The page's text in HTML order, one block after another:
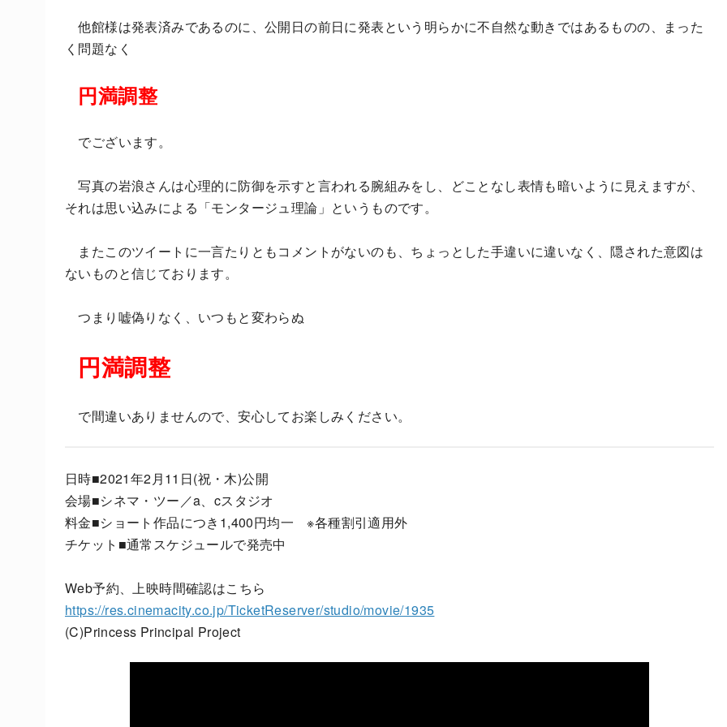
他館様は発表済みであるのに、公開日の前日に発表という明らかに不自然な動きではあるものの、まった
く問題なく
円満調整
でございます。
写真の岩浪さんは心理的に防御を示すと言われる腕組みをし、どことなし表情も暗いように見えますが、
それは思い込みによる「モンタージュ理論」というものです。
またこのツイートに一言たりともコメントがないのも、ちょっとした手違いに違いなく、隠された意図は
ないものと信じております。
つまり嘘偽りなく、いつもと変わらぬ
円満調整
で間違いありませんので、安心してお楽しみください。
日時■2021年2月11日(祝・木)公開
会場■シネマ・ツー／a、cスタジオ
料金■ショート作品につき1,400円均一 ※各種割引適用外
チケット■通常スケジュールで発売中
Web予約、上映時間確認はこちら
https://res.cinemacity.co.jp/TicketReserver/studio/movie/1935
(C)Princess Principal Project